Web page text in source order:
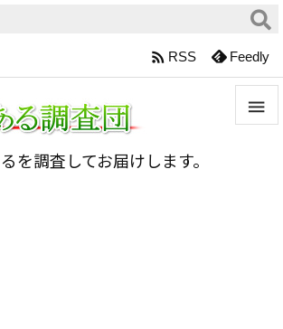
を調査してお届けします。

 RSS Feedly